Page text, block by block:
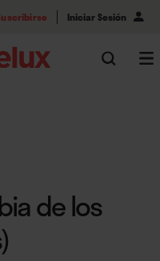
Iniciar Sesión
de los